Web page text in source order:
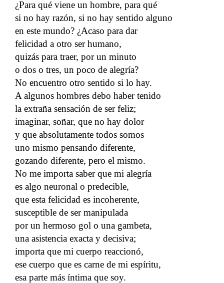
¿Para qué viene un hombre, para qué
si no hay razón, si no hay sentido alguno
en este mundo? ¿Acaso para dar
felicidad a otro ser humano,
quizás para traer, por un minuto
o dos o tres, un poco de alegría?
No encuentro otro sentido si lo hay.
A algunos hombres debo haber tenido
la extraña sensación de ser feliz;
imaginar, soñar, que no hay dolor
y que absolutamente todos somos
uno mismo pensando diferente,
gozando diferente, pero el mismo.
No me importa saber que mi alegría
es algo neuronal o predecible,
que esta felicidad es incoherente,
susceptible de ser manipulada
por un hermoso gol o una gambeta,
una asistencia exacta y decisiva;
importa que mi cuerpo reaccionó,
ese cuerpo que es carne de mi espíritu,
esa parte más íntima que soy.